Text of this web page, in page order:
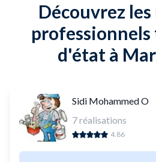
Découvrez
professionnels
d'état à
Sidi Mohammed O
7réalisations
4.86